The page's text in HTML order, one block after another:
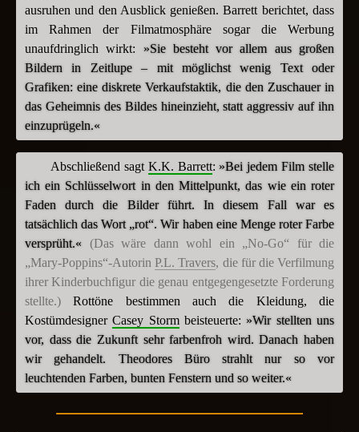
ausruhen und den Ausblick genießen. Barrett berichtet, dass
im Rahmen der Filmatmosphäre sogar die Werbung
unaufdringlich wirkt: »Sie besteht vor allem aus großen
Bildern in Zeitlupe – mit möglichst wenig Text oder
Grafiken: eine diskrete Verkaufstaktik, die den Zuschauer in
das Geheimnis des Bildes hineinzieht, statt aggressiv auf ihn
einzuprügeln.«
Abschließend sagt K.K. Barrett:»Bei jedem Film stelle
ich ein Schlüsselwort in den Mittelpunkt, das wie ein roter
Faden durch die Bilder führt. In diesem Fall war es
tatsächlich das Wort „rot“. Wir haben eine Menge roter Farbe
versprüht.« (Das wäre dann wohl ein „No-Go“ für die
„Mary-Poppins“-AutorinP.L. Travers, die für die Verfilmung
ihrer Kinderbuchfigur die genau entgegengesetzte Forderung
stellte.) Rottöne bestimmen auch die Kleidung, die
KostümdesignerCasey Stormbeisteuerte:»Wir stellten uns
vor, dass die Zukunft sehr farbenfroh wird. Danach haben
wir gehandelt. Theodores Büro strahlt nur so vor
leuchtenden Farben, bunten Fenstern und so weiter.«